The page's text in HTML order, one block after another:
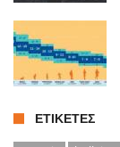
ΕΤΙΚΈΤΕΣ